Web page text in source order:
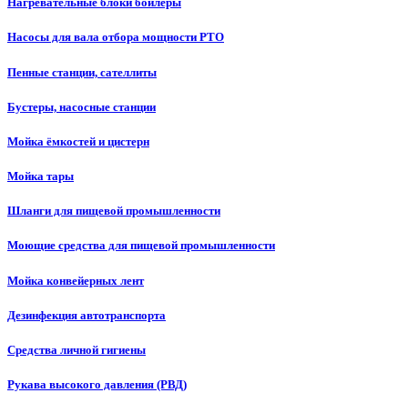
Насосы для вала отбора мощности PTO
Пенные станции, сателлиты
Бустеры, насосные станции
Мойка ёмкостей и цистерн
Мойка тары
Шланги для пищевой промышленности
Моющие средства для пищевой промышленности
Мойка конвейерных лент
Дезинфекция автотранспорта
Средства личной гигиены
Рукава высокого давления (РВД)